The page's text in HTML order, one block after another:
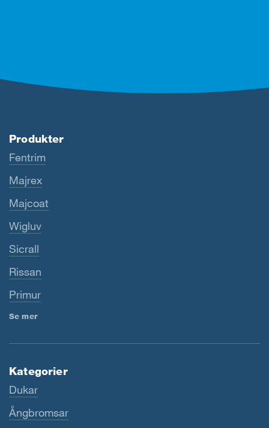
Produkter
Fentrim
Majrex
Majcoat
Wigluv
Sicrall
Rissan
Primur
Se mer
Kategorier
Dukar
Ångbromsar